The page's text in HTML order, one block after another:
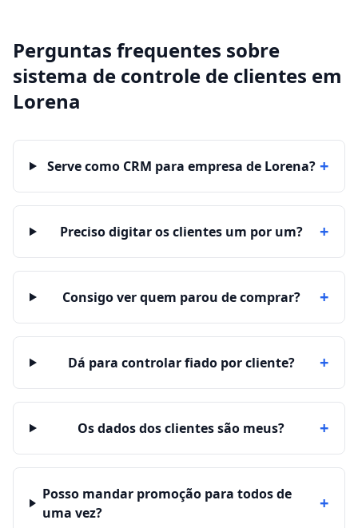
Perguntas frequentes sobre
sistema de controle de clientes em
Lorena
Serve como CRM para empresa de Lorena? +
Preciso digitar os clientes um por um? +
Consigo ver quem parou de comprar? +
Dá para controlar fiado por cliente? +
Os dados dos clientes são meus? +
Posso mandar promoção para todos de
uma vez?
+